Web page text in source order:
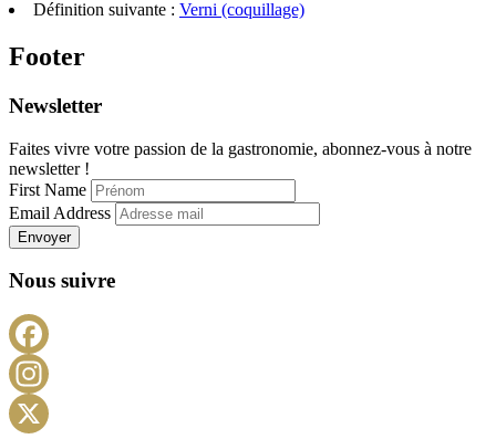
Définition suivante : Verni (coquillage)
Footer
Newsletter
Faites vivre votre passion de la gastronomie, abonnez-vous à notre
newsletter !
First Name
Email Address
Envoyer
Nous suivre